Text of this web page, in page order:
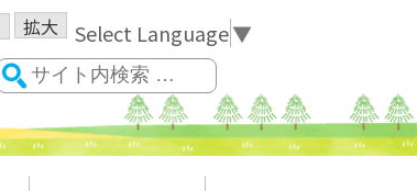
拡大 Select Language▼